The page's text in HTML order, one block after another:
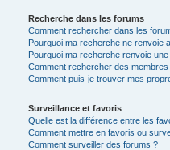
Recherche dans les forums
Comment rechercher dans les
Pourquoi ma recherche ne renvoie
Pourquoi ma recherche renvoie
Comment rechercher des membres
Comment puis-je trouver mes
Surveillance et favoris
Quelle est la différence entre les
Comment mettre en favoris ou
Comment surveiller des forums ?